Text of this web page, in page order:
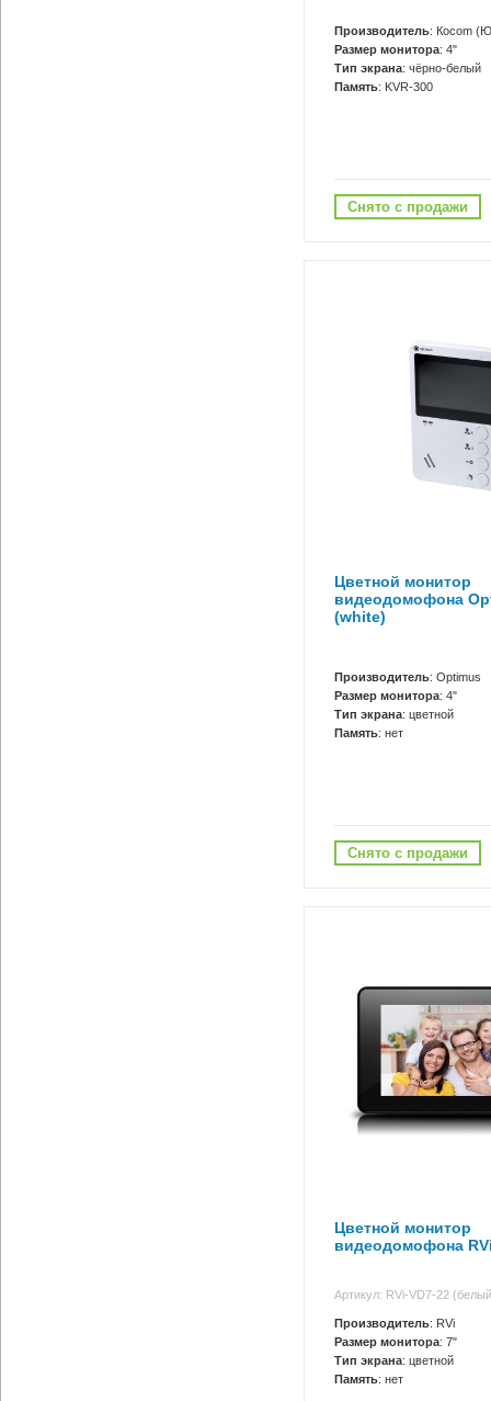
Производитель: Кocom
Размер монитора: 4"
Тип экрана: чёрно-белый
Память: KVR-300
Снято с продажи
Цветной монитор
видеодомофона
(white)
Производитель: Optimus
Размер монитора: 4"
Тип экрана: цветной
Память: нет
Снято с продажи
Цветной монитор
видеодомофона
Артикул: RVi-VD7-22
Производитель: RVi
Размер монитора: 7"
Тип экрана: цветной
Память: нет